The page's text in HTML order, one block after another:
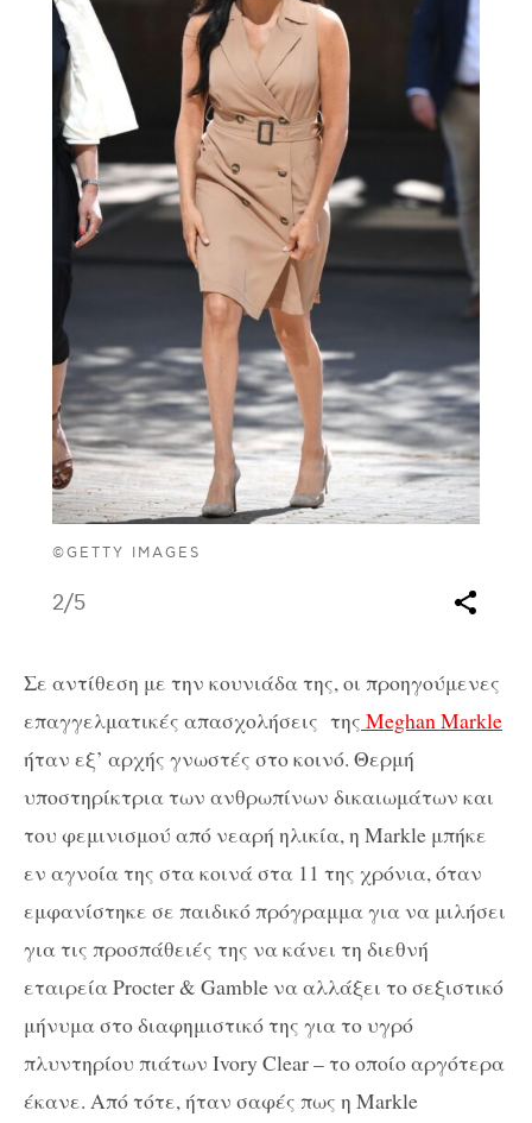
©GETTY IMAGES
2/5
Σε αντίθεση με την κουνιάδα της, οι προηγούμενες
επαγγελματικές απασχολήσεις της Meghan Markle
ήταν εξ’ αρχής γνωστές στο κοινό. Θερμή
υποστηρίκτρια των ανθρωπίνων δικαιωμάτων και
του φεμινισμού από νεαρή ηλικία, η Markle μπήκε
εν αγνοία της στα κοινά στα 11 της χρόνια, όταν
εμφανίστηκε σε παιδικό πρόγραμμα για να μιλήσει
για τις προσπάθειές της να κάνει τη διεθνή
εταιρεία Procter & Gamble να αλλάξει το σεξιστικό
μήνυμα στο διαφημιστικό της για το υγρό
πλυντηρίου πιάτων Ivory Clear – το οποίο αργότερα
έκανε. Από τότε, ήταν σαφές πως η Markle